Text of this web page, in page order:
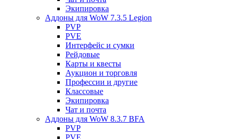
Экипировка
Аддоны для WoW 7.3.5 Legion
PVP
PVE
Интерфейс и сумки
Рейдовые
Карты и квесты
Аукцион и торговля
Профессии и другие
Классовые
Экипировка
Чат и почта
Аддоны для WoW 8.3.7 BFA
PVP
PVE